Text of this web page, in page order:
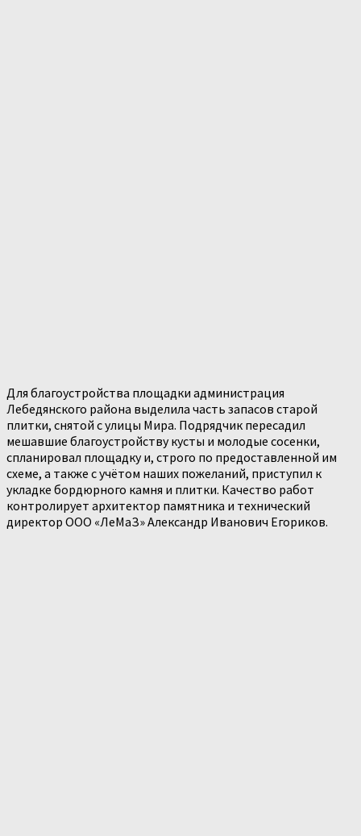
Для благоустройства площадки администрация
Лебедянского района выделила часть запасов старой
плитки, снятой с улицы Мира. Подрядчик пересадил
мешавшие благоустройству кусты и молодые сосенки,
спланировал площадку и, строго по предоставленной им
схеме, а также с учётом наших пожеланий, приступил к
укладке бордюрного камня и плитки. Качество работ
контролирует архитектор памятника и технический
директор ООО «ЛеМаЗ» Александр Иванович Егориков.